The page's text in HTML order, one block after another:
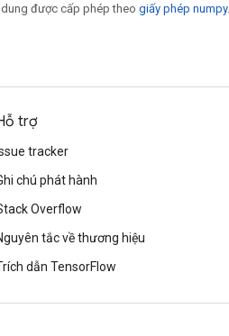
được cấp phép theo giấy phép numpy.
trợ
tracker
chú phát hành
Overflow
tắc về thương hiệu
dẫn TensorFlow